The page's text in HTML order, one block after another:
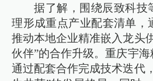
据了解，围绕辰致科技
理形成重点产业配套清单，
推动本地企业精准嵌入龙头
伙伴”的合作升级。重庆宇
通过配套合作完成技术迭代